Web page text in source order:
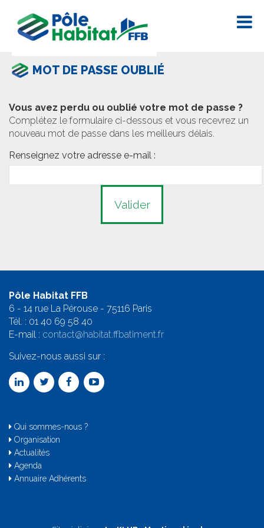
MOT DE PASSE OUBLIÉ
Vous avez perdu ou oublié votre mot de passe ?
Complétez le formulaire ci-dessous et vous recevrez un
nouveau mot de passe dans les meilleurs délais.
Renseignez votre adresse e-mail :
Pôle Habitat FFB
6 - 14 rue La Pérouse - 75116 Paris
Tél. : 01 40 69 58 40
E-mail : contact@habitat.ffbatiment.fr
Suivez-nous aussi sur :
Qui sommes-nous ?
Organisation
Actualités
Agenda
Annuaire Adhérents